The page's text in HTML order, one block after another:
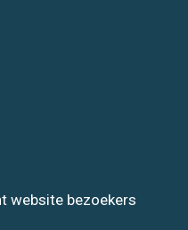
website bezoekers